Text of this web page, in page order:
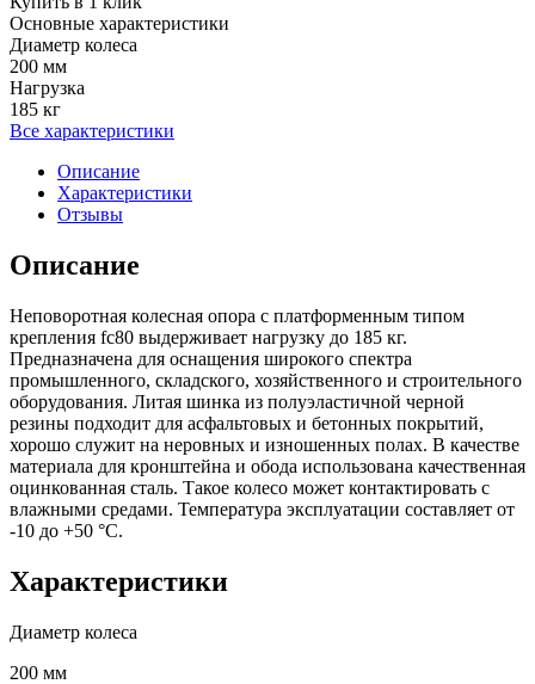
Основные характеристики
Диаметр колеса
200 мм
Нагрузка
185 кг
Все характеристики
Описание
Характеристики
Отзывы
Описание
Неповоротная колесная опора с платформенным типом
крепления fc80 выдерживает нагрузку до 185 кг.
Предназначена для оснащения широкого спектра
промышленного, складского, хозяйственного и строительного
оборудования. Литая шинка из полуэластичной черной
резины подходит для асфальтовых и бетонных покрытий,
хорошо служит на неровных и изношенных полах. В качестве
материала для кронштейна и обода использована качественная
оцинкованная сталь. Такое колесо может контактировать с
влажными средами. Температура эксплуатации составляет от
-10 до +50 °С.
Характеристики
Диаметр колеса
200 мм